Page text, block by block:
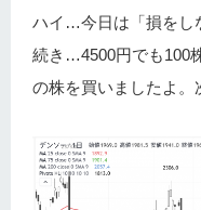
ハイ…今日は「損をし
続き…4500円でも100
の株を買いましたよ。